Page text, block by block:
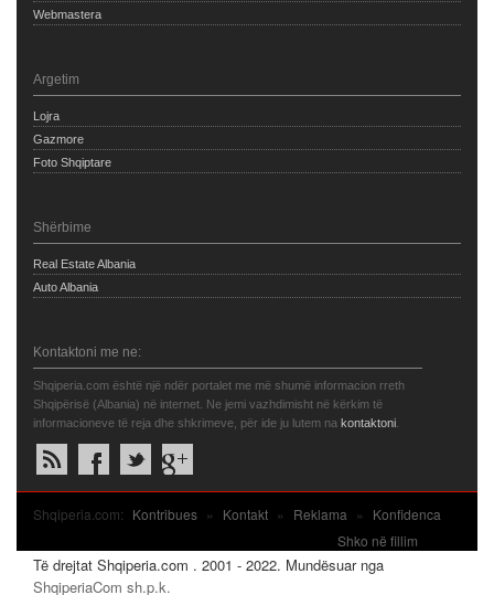
Webmastera
Argetim
Lojra
Gazmore
Foto Shqiptare
Shërbime
Real Estate Albania
Auto Albania
Kontaktoni me ne:
Shqiperia.com është një ndër portalet me më shumë informacion rreth
Shqipërisë (Albania) në internet. Ne jemi vazhdimisht në kërkim të
informacioneve të reja dhe shkrimeve, për ide ju lutem na kontaktoni.
Shqiperia.com: Kontribues » Kontakt » Reklama »
Konfidenca
Shko në fillim
Të drejtat Shqiperia.com . 2001 - 2022. Mundësuar nga
ShqiperiaCom sh.p.k.